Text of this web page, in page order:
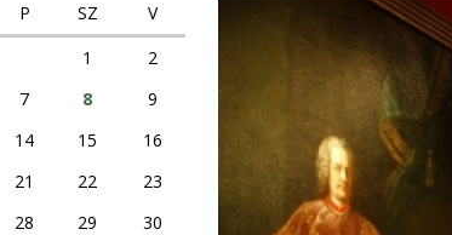
P SZ
V
1
2
7 8
9
14 15
16
21 22
23
28 29
30